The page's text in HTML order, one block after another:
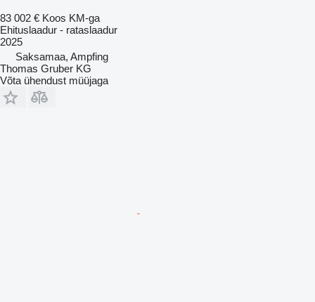
83 002 € Koos KM-ga
Ehituslaadur - rataslaadur
2025
Saksamaa, Ampfing
Thomas Gruber KG
Võta ühendust müüjaga